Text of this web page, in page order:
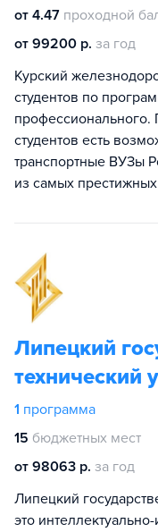
от 4.47 проходной
от 99200 р. за год
Курский
студентов по
студентов есть
транспортные ВУЗы
из самых
Липецкий
технический
1 программа
15 бюджетных мест
от 98063 р. за год
Липецкий
это